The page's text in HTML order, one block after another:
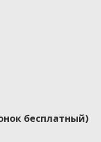
бесплатный)